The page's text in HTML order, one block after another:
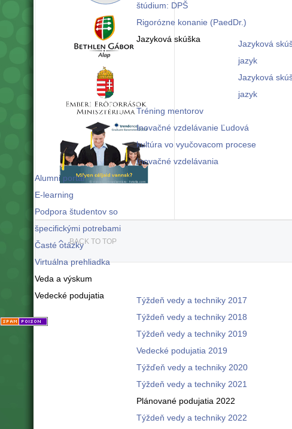
štúdium: DPŠ
Rigorózne konanie (PaedDr.)
Jazyková skúška
Jazyková
jazyk
Jazyková
jazyk
Tréning mentorov
Inovačné vzdelávanie Ľudová
kultúra vo vyučovacom procese
Inovačné vzdelávania
Alumni portál
E-learning
Podpora študentov so
špecifickými potrebami
Časté otázky
Virtuálna prehliadka
Veda a výskum
Vedecké podujatia
Týždeň vedy a techniky 2017
Týždeň vedy a techniky 2018
Týždeň vedy a techniky 2019
Vedecké podujatia 2019
Týžďeň vedy a techniky 2020
Týždeň vedy a techniky 2021
Plánované podujatia 2022
Týždeň vedy a techniky 2022
BACK TO TOP